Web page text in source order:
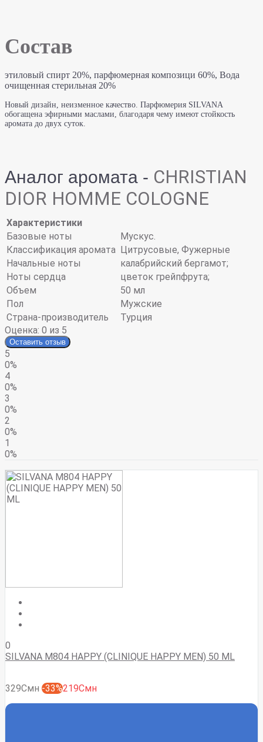
Состав
этиловый спирт 20%, парфюмерная композици 60%, Вода
очищенная стерильная 20%
Новый дизайн, неизменное качество. Парфюмерия SILVANA
обогащена эфирными маслами, благодаря чему имеют стойкость
аромата до двух суток.
Аналог аромата - CHRISTIAN
DIOR HOMME COLOGNE
Характеристики
Базовые ноты
Мускус.
Классификация аромата Цитрусовые, Фужерные
Начальные ноты
калабрийский бергамот;
Ноты сердца
цветок грейпфрута;
Объем
50 мл
Пол
Мужские
Страна-производитель
Турция
Оценка: 0 из 5
Оставить отзыв
5
0%
4
0%
3
0%
2
0%
1
0%
0
SILVANA M804 HAPPY (CLINIQUE HAPPY MEN) 50 ML
329Смн -33%219Смн